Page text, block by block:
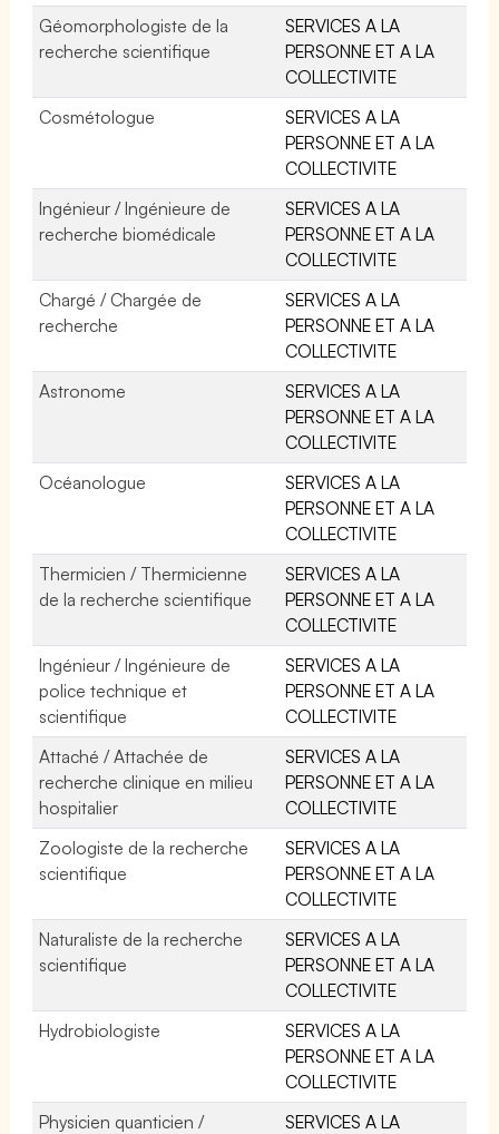
Géomorphologiste de la
recherche scientifique
SERVICES A LA
PERSONNE ET A LA
COLLECTIVITE
Cosmétologue
SERVICES A LA
PERSONNE ET A LA
COLLECTIVITE
Ingénieur / Ingénieure de
recherche biomédicale
SERVICES A LA
PERSONNE ET A LA
COLLECTIVITE
Chargé / Chargée de
recherche
SERVICES A LA
PERSONNE ET A LA
COLLECTIVITE
Astronome
SERVICES A LA
PERSONNE ET A LA
COLLECTIVITE
Océanologue
SERVICES A LA
PERSONNE ET A LA
COLLECTIVITE
Thermicien / Thermicienne
de la recherche scientifique
SERVICES A LA
PERSONNE ET A LA
COLLECTIVITE
Ingénieur / Ingénieure de
police technique et
scientifique
SERVICES A LA
PERSONNE ET A LA
COLLECTIVITE
Attaché / Attachée de
recherche clinique en milieu
hospitalier
SERVICES A LA
PERSONNE ET A LA
COLLECTIVITE
Zoologiste de la recherche
scientifique
SERVICES A LA
PERSONNE ET A LA
COLLECTIVITE
Naturaliste de la recherche
scientifique
SERVICES A LA
PERSONNE ET A LA
COLLECTIVITE
Hydrobiologiste
SERVICES A LA
PERSONNE ET A LA
COLLECTIVITE
Physicien quanticien /
SERVICES A LA